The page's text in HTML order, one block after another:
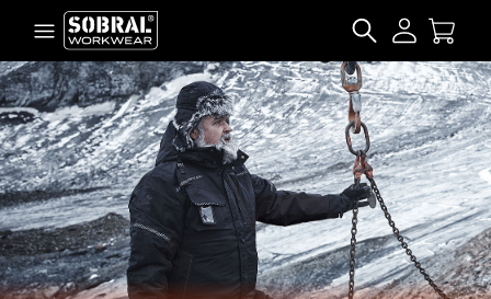
Zum Inhalt springen
SEARCH